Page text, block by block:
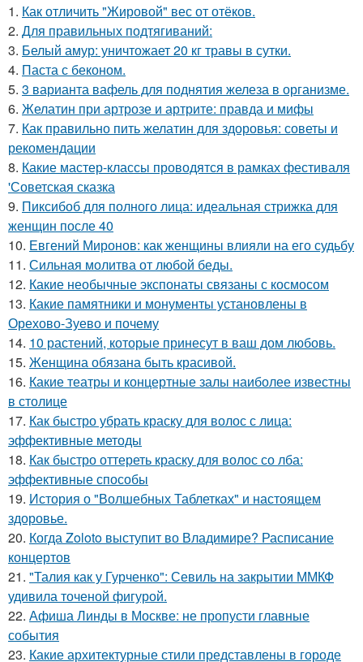
1. Как отличить "Жировой" вес от отёков.
2. Для правильных подтягиваний:
3. Белый амур: уничтожает 20 кг травы в сутки.
4. Паста с беконом.
5. 3 варианта вафель для поднятия железа в организме.
6. Желатин при артрозе и артрите: правда и мифы
7. Как правильно пить желатин для здоровья: советы и
рекомендации
8. Какие мастер-классы проводятся в рамках фестиваля
'Советская сказка
9. Пиксибоб для полного лица: идеальная стрижка для
женщин после 40
10. Евгений Миронов: как женщины влияли на его судьбу
11. Сильная молитва от любой беды.
12. Какие необычные экспонаты связаны с космосом
13. Какие памятники и монументы установлены в
Орехово-Зуево и почему
14. 10 растений, которые принесут в ваш дом любовь.
15. Женщина обязана быть красивой.
16. Какие театры и концертные залы наиболее известны
в столице
17. Как быстро убрать краску для волос с лица:
эффективные методы
18. Как быстро оттереть краску для волос со лба:
эффективные способы
19. История о "Волшебных Таблетках" и настоящем
здоровье.
20. Когда Zoloto выступит во Владимире? Расписание
концертов
21. "Талия как у Гурченко": Севиль на закрытии ММКФ
удивила точеной фигурой.
22. Афиша Линды в Москве: не пропусти главные
события
23. Какие архитектурные стили представлены в городе